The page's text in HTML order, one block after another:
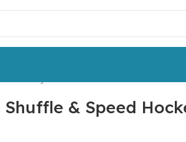
& Speed